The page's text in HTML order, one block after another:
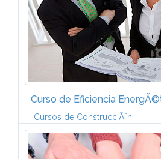
Curso de Eficiencia
Cursos de ConstrucciÃ³n
VOLUMEN 1. EvaluaciÃ³n de la
en edificios de las instalaciones